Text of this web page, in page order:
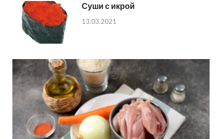
Суши с икрой
13.03.2021